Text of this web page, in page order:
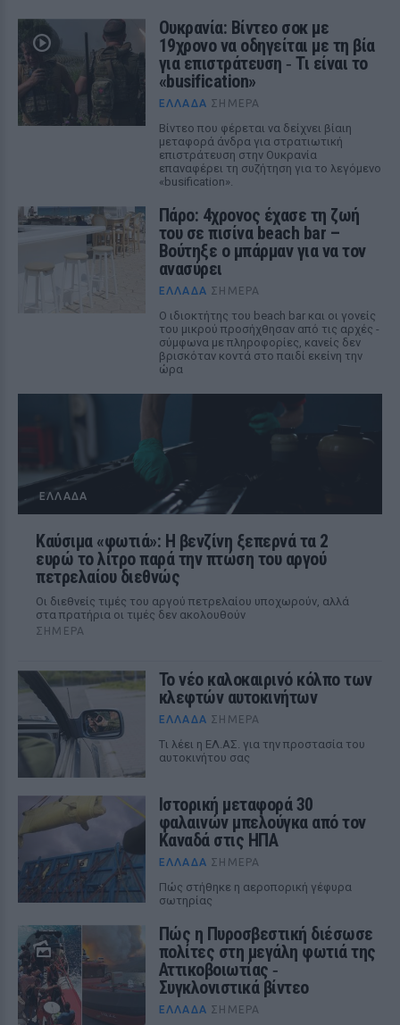
Ουκρανία: Βίντεο σοκ με
19χρονο να οδηγείται με τη βία
για επιστράτευση ‑ Τι είναι το
«busification»
ΕΛΛΆΔΑ ΣΉΜΕΡΑ
Βίντεο που φέρεται να δείχνει βίαιη
μεταφορά άνδρα για στρατιωτική
επιστράτευση στην Ουκρανία
επαναφέρει τη συζήτηση για το λεγόμενο
«busification».
Πάρο: 4χρονος έχασε τη ζωή
του σε πισίνα beach bar –
Βούτηξε ο μπάρμαν για να τον
ανασύρει
ΕΛΛΆΔΑ ΣΉΜΕΡΑ
Ο ιδιοκτήτης του beach bar και οι γονείς
του μικρού προσήχθησαν από τις αρχές -
σύμφωνα με πληροφορίες, κανείς δεν
βρισκόταν κοντά στο παιδί εκείνη την
ώρα
ΕΛΛΆΔΑ
Καύσιμα «φωτιά»: Η βενζίνη ξεπερνά τα 2
ευρώ το λίτρο παρά την πτώση του αργού
πετρελαίου διεθνώς
Οι διεθνείς τιμές του αργού πετρελαίου υποχωρούν, αλλά
στα πρατήρια οι τιμές δεν ακολουθούν
ΣΉΜΕΡΑ
Το νέο καλοκαιρινό κόλπο των
κλεφτών αυτοκινήτων
ΕΛΛΆΔΑ ΣΉΜΕΡΑ
Tι λέει η ΕΛ.ΑΣ. για την προστασία του
αυτοκινήτου σας
Ιστορική μεταφορά 30
φαλαινών μπελούγκα από τον
Καναδά στις ΗΠΑ
ΕΛΛΆΔΑ ΣΉΜΕΡΑ
Πώς στήθηκε η αεροπορική γέφυρα
σωτηρίας
Πώς η Πυροσβεστική διέσωσε
πολίτες στη μεγάλη φωτιά της
Αττικοβοιωτίας ‑
Συγκλονιστικά βίντεο
ΕΛΛΆΔΑ ΣΉΜΕΡΑ